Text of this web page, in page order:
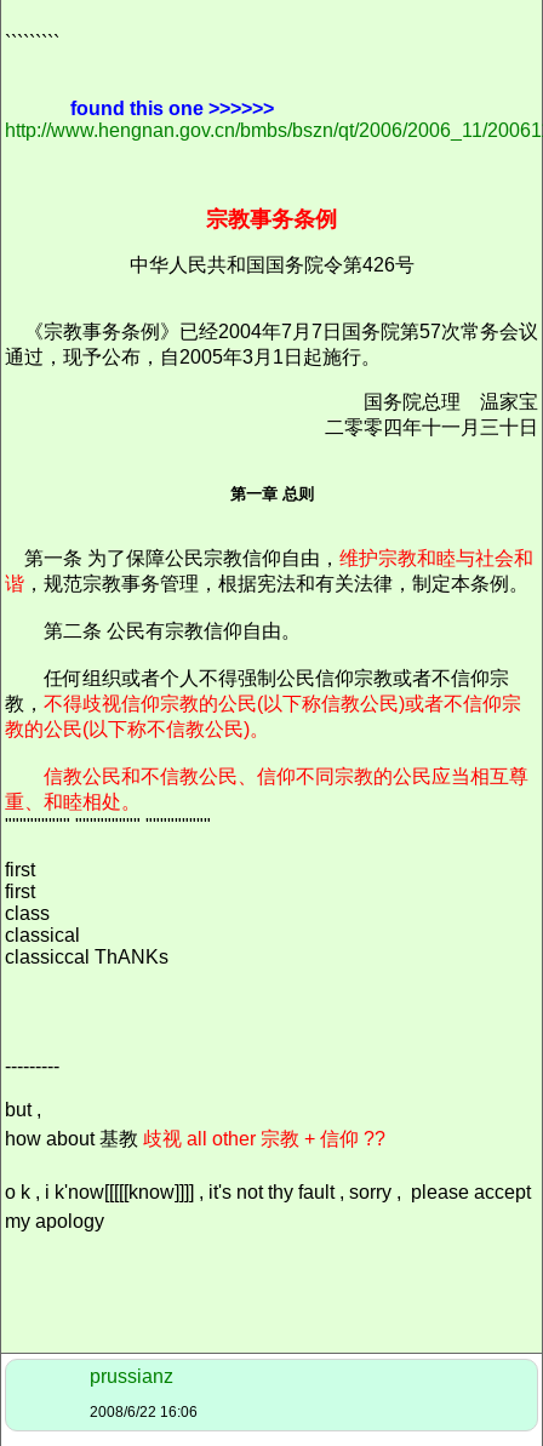
`````````
found this one >>>>>>
http://www.hengnan.gov.cn/bmbs/bszn/qt/2006/2006_11/
宗教事务条例
中华人民共和国国务院令第426号
《宗教事务条例》已经2004年7月7日国务院第57次常务会议
通过，现予公布，自2005年3月1日起施行。
国务院总理 温家宝
二零零四年十一月三十日
第一章 总则
第一条 为了保障公民宗教信仰自由， 维护宗教和睦与社会和
谐 ，规范宗教事务管理，根据宪法和有关法律，制定本条例。
第二条 公民有宗教信仰自由。
任何组织或者个人不得强制公民信仰宗教或者不信仰宗
教， 不得歧视信仰宗教的公民(以下称信教公民)或者不信仰宗
教的公民(以下称不信教公民)。
信教公民和不信教公民、信仰不同宗教的公民应当相互尊
重、和睦相处。
""""""""" """"""""" """""""""
first
first
class
classical
classiccal ThANKs
---------
but ,
how about 基教 歧视 all other 宗教 + 信仰 ??
o k , i k'now[[[[[know]]]] , it's not thy fault , sorry , please accept
my apology
prussianz
2008/6/22 16:06